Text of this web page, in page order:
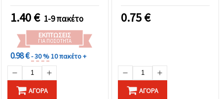
1.40€ 1-9 πακέτο
ΕΚΠΤΏΣΕΙΣ
ΓΙΑ ΠΟΣΌΤΗΤΑ
0.98 €- 30 %10 πακέτο +
ΑΓΟΡΆ
0.75€
ΑΓΟΡΆ